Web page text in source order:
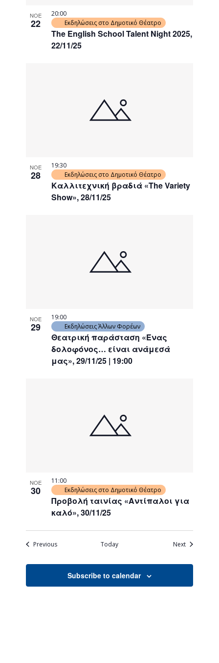
ΝΟΕ
22
The English School Talent Night 2025,
22/11/25
20:00
Εκδηλώσεις στο Δημοτικό Θέατρο
ΝΟΕ
28
Καλλιτεχνική βραδιά «The Variety
Show», 28/11/25
19:30
Εκδηλώσεις στο Δημοτικό Θέατρο
ΝΟΕ
29
Θεατρική παράσταση «Ένας
δολοφόνος… είναι ανάμεσά
μας», 29/11/25 | 19:00
19:00
Εκδηλώσεις Άλλων Φορέων
ΝΟΕ
30
Προβολή ταινίας «Αντίπαλοι για
καλό», 30/11/25
11:00
Εκδηλώσεις στο Δημοτικό Θέατρο
PreviousEvents Today NextEvents
Subscribe to calendar